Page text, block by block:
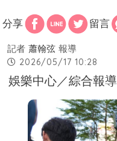
分享 留言
記者 蕭翰弦 報導
2026/05/17 10:28
娛樂中心／綜合報導